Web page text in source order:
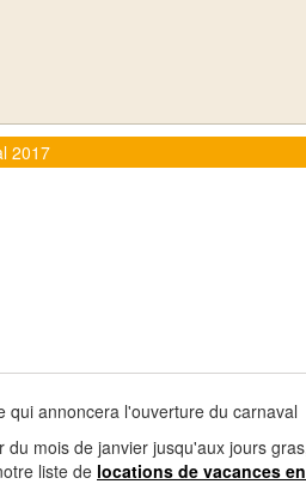
2017
qui annoncera l'ouverture du carnaval
mois de janvier jusqu'aux jours
liste de locations de vacances